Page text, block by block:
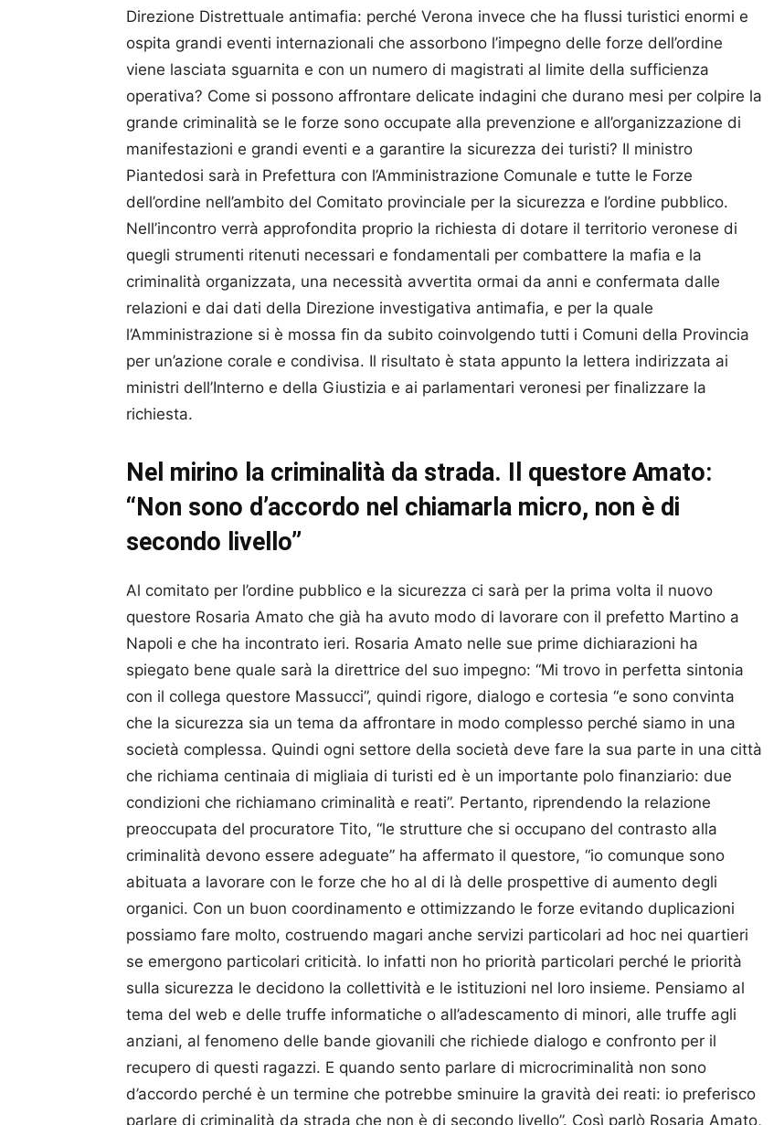
Direzione Distrettuale antimafia: perché Verona invece che ha flussi turistici enormi e
ospita grandi eventi internazionali che assorbono l’impegno delle forze dell’ordine
viene lasciata sguarnita e con un numero di magistrati al limite della sufficienza
operativa? Come si possono affrontare delicate indagini che durano mesi per colpire la
grande criminalità se le forze sono occupate alla prevenzione e all’organizzazione di
manifestazioni e grandi eventi e a garantire la sicurezza dei turisti? Il ministro
Piantedosi sarà in Prefettura con l’Amministrazione Comunale e tutte le Forze
dell’ordine nell’ambito del Comitato provinciale per la sicurezza e l’ordine pubblico.
Nell’incontro verrà approfondita proprio la richiesta di dotare il territorio veronese di
quegli strumenti ritenuti necessari e fondamentali per combattere la mafia e la
criminalità organizzata, una necessità avvertita ormai da anni e confermata dalle
relazioni e dai dati della Direzione investigativa antimafia, e per la quale
l’Amministrazione si è mossa fin da subito coinvolgendo tutti i Comuni della Provincia
per un’azione corale e condivisa. Il risultato è stata appunto la lettera indirizzata ai
ministri dell’Interno e della Giustizia e ai parlamentari veronesi per finalizzare la
richiesta.
Nel mirino la criminalità da strada. Il questore Amato:
“Non sono d’accordo nel chiamarla micro, non è di
secondo livello”
Al comitato per l’ordine pubblico e la sicurezza ci sarà per la prima volta il nuovo
questore Rosaria Amato che già ha avuto modo di lavorare con il prefetto Martino a
Napoli e che ha incontrato ieri. Rosaria Amato nelle sue prime dichiarazioni ha
spiegato bene quale sarà la direttrice del suo impegno: “Mi trovo in perfetta sintonia
con il collega questore Massucci”, quindi rigore, dialogo e cortesia “e sono convinta
che la sicurezza sia un tema da affrontare in modo complesso perché siamo in una
società complessa. Quindi ogni settore della società deve fare la sua parte in una città
che richiama centinaia di migliaia di turisti ed è un importante polo finanziario: due
condizioni che richiamano criminalità e reati”. Pertanto, riprendendo la relazione
preoccupata del procuratore Tito, “le strutture che si occupano del contrasto alla
criminalità devono essere adeguate” ha affermato il questore, “io comunque sono
abituata a lavorare con le forze che ho al di là delle prospettive di aumento degli
organici. Con un buon coordinamento e ottimizzando le forze evitando duplicazioni
possiamo fare molto, costruendo magari anche servizi particolari ad hoc nei quartieri
se emergono particolari criticità. Io infatti non ho priorità particolari perché le priorità
sulla sicurezza le decidono la collettività e le istituzioni nel loro insieme. Pensiamo al
tema del web e delle truffe informatiche o all’adescamento di minori, alle truffe agli
anziani, al fenomeno delle bande giovanili che richiede dialogo e confronto per il
recupero di questi ragazzi. E quando sento parlare di microcriminalità non sono
d’accordo perché è un termine che potrebbe sminuire la gravità dei reati: io preferisco
parlare di criminalità da strada che non è di secondo livello”. Così parlò Rosaria Amato,